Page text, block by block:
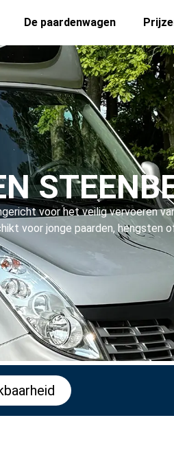
De paardenwagen
voor het veilig vervoeren
voor jonge paarden, hengsten